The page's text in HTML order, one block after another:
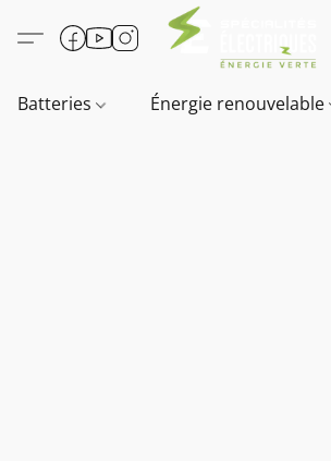
Batteries Énergie renouvelable